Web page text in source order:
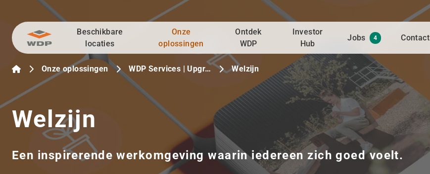
Ga naar inhoud
Beschikbare
locaties
Onze
oplossingen
Ontdek
WDP
Investor
Hub
Jobs 4 Contact
Onze oplossingen WDP Services | Upgr… Welzijn
Welzijn
Een inspirerende werkomgeving waarin iedereen zich goed voelt.